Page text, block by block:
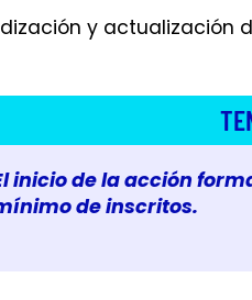
y actualización
inicio de la acción
de inscritos.